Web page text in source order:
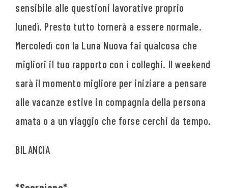
sensibile alle questioni lavorative proprio
lunedì. Presto tutto tornerà a essere normale.
Mercoledì con la Luna Nuova fai qualcosa che
migliori il tuo rapporto con i colleghi. Il weekend
sarà il momento migliore per iniziare a pensare
alle vacanze estive in compagnia della persona
amata o a un viaggio che forse cerchi da tempo.